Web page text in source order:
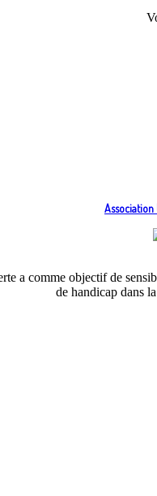
Association
a comme objectif de
de handicap dans